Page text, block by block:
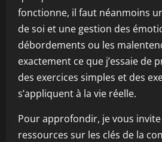
fonctionne, il faut néanmoins
de soi et une gestion des
débordements ou les
exactement ce que j’essaie de
des exercices simples et des
s’appliquent à la vie réelle.
Pour approfondir, je vous
ressources sur les clés de la